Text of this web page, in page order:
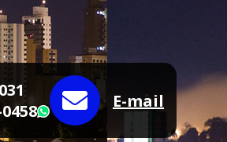
WhatsApp
E-mail